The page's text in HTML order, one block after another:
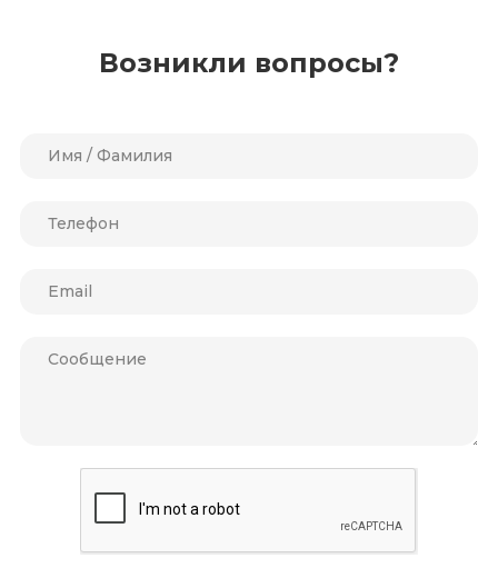
Возникли вопросы?